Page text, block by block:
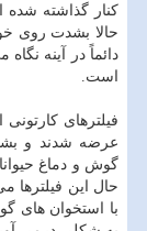
کنار گذاشته شده
حالا بشدت روی
دائماً در آینه
است.
فیلترهای
عرضه شدند و
گوش و دماغ
حال این فیلترها
با استخوان های